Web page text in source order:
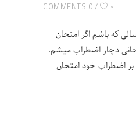
0 COMMENTS
۰
که باشم اگر امتحان
دچار اضطراب میشم.
بر اضطراب خود امتحان